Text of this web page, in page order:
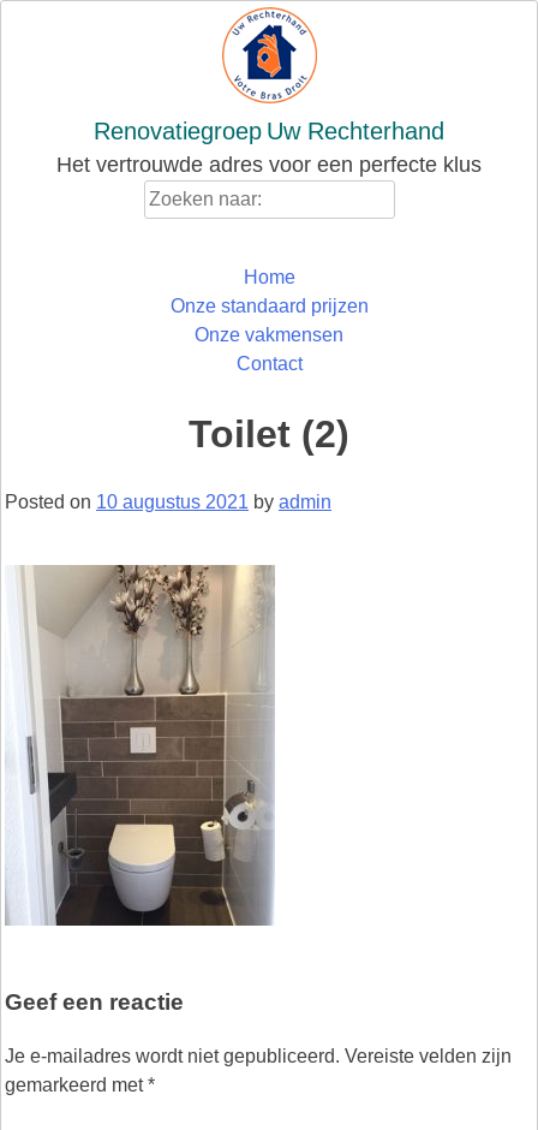
Renovatiegroep Uw Rechterhand
Het vertrouwde adres voor een perfecte klus
Home
Onze standaard prijzen
Onze vakmensen
Contact
Toilet (2)
Posted on 10 augustus 2021 by admin
Geef een reactie
Je e-mailadres wordt niet gepubliceerd. Vereiste velden zijn
gemarkeerd met*